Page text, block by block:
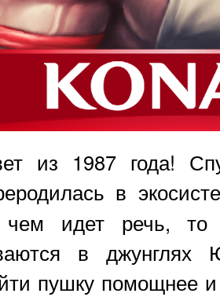
из 1987 года!
в
чем идет речь, то
в
пушку помощнее